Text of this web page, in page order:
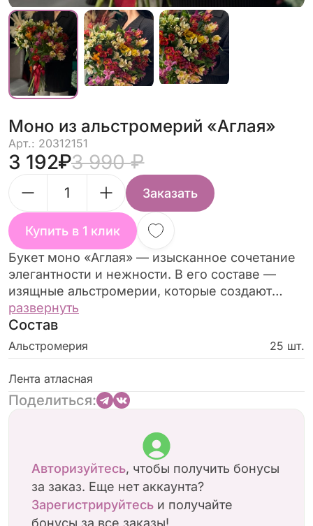
Моно из альстромерий «Аглая»
Арт.: 20312151
3 192 3 990
Заказать
Купить в 1 клик
Букет моно «Аглая» — изысканное сочетание
элегантности и нежности. В его составе —
изящные альстромерии, которые создают
ощущение легкости и воздушности. Этот букет
станет прекрасным подарком для тех, кто
ценит утонченную красоту и гармонию.
выражения любви или благодарности. Яркие
цветы в изысканной композиции подчеркнут
ваше особое настроение и желание
цветы обеспечивают свежесть и
долговечность букета. Благодаря своей
простоте и изяществу, «Аглая» отлично
впишется как в классический, так и в
современный интерьер. Закажите букет
развернуть
Состав
Альстромерия 25 шт.
Лента атласная
Поделиться:
Авторизуйтесь, чтобы получить бонусы
за заказ. Еще нет аккаунта?
Зарегистрируйтесь и получайте
бонусы за все заказы!